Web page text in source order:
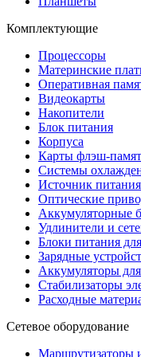
Комплектующие
Процессоры
Материнские
Оперативная
Видеокарты
Накопители
Блок питания
Корпуса
Карты флэш-
Системы
Источник питания
Оптические
Аккумуляторные
Удлинители и
Блоки питания
Зарядные
Аккумуляторы
Стабилизаторы
Расходные
Сетевое оборудование
Маршрутизаторы